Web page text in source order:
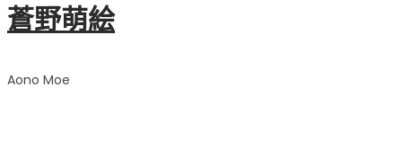
蒼野萌絵
Aono Moe